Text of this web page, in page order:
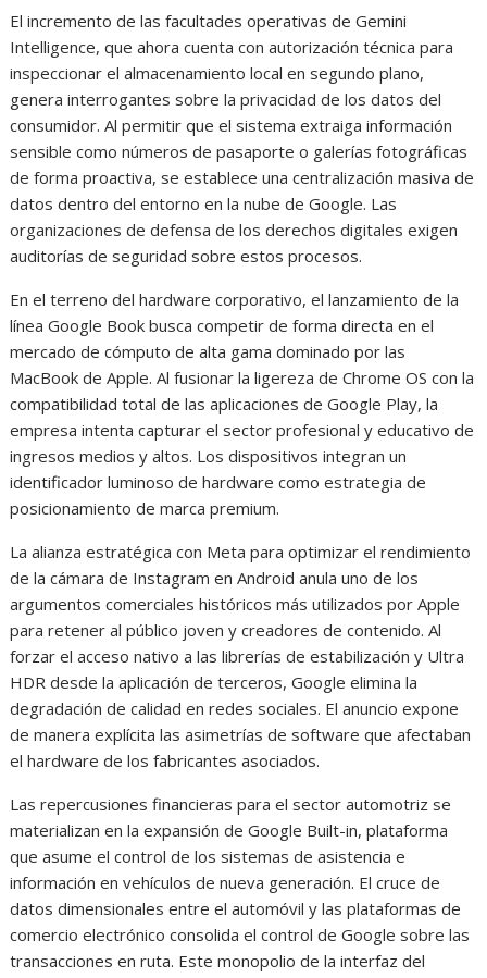
El incremento de las facultades operativas de Gemini
Intelligence, que ahora cuenta con autorización técnica para
inspeccionar el almacenamiento local en segundo plano,
genera interrogantes sobre la privacidad de los datos del
consumidor. Al permitir que el sistema extraiga información
sensible como números de pasaporte o galerías fotográficas
de forma proactiva, se establece una centralización masiva de
datos dentro del entorno en la nube de Google. Las
organizaciones de defensa de los derechos digitales exigen
auditorías de seguridad sobre estos procesos.
En el terreno del hardware corporativo, el lanzamiento de la
línea Google Book busca competir de forma directa en el
mercado de cómputo de alta gama dominado por las
MacBook de Apple. Al fusionar la ligereza de Chrome OS con la
compatibilidad total de las aplicaciones de Google Play, la
empresa intenta capturar el sector profesional y educativo de
ingresos medios y altos. Los dispositivos integran un
identificador luminoso de hardware como estrategia de
posicionamiento de marca premium.
La alianza estratégica con Meta para optimizar el rendimiento
de la cámara de Instagram en Android anula uno de los
argumentos comerciales históricos más utilizados por Apple
para retener al público joven y creadores de contenido. Al
forzar el acceso nativo a las librerías de estabilización y Ultra
HDR desde la aplicación de terceros, Google elimina la
degradación de calidad en redes sociales. El anuncio expone
de manera explícita las asimetrías de software que afectaban
el hardware de los fabricantes asociados.
Las repercusiones financieras para el sector automotriz se
materializan en la expansión de Google Built-in, plataforma
que asume el control de los sistemas de asistencia e
información en vehículos de nueva generación. El cruce de
datos dimensionales entre el automóvil y las plataformas de
comercio electrónico consolida el control de Google sobre las
transacciones en ruta. Este monopolio de la interfaz del